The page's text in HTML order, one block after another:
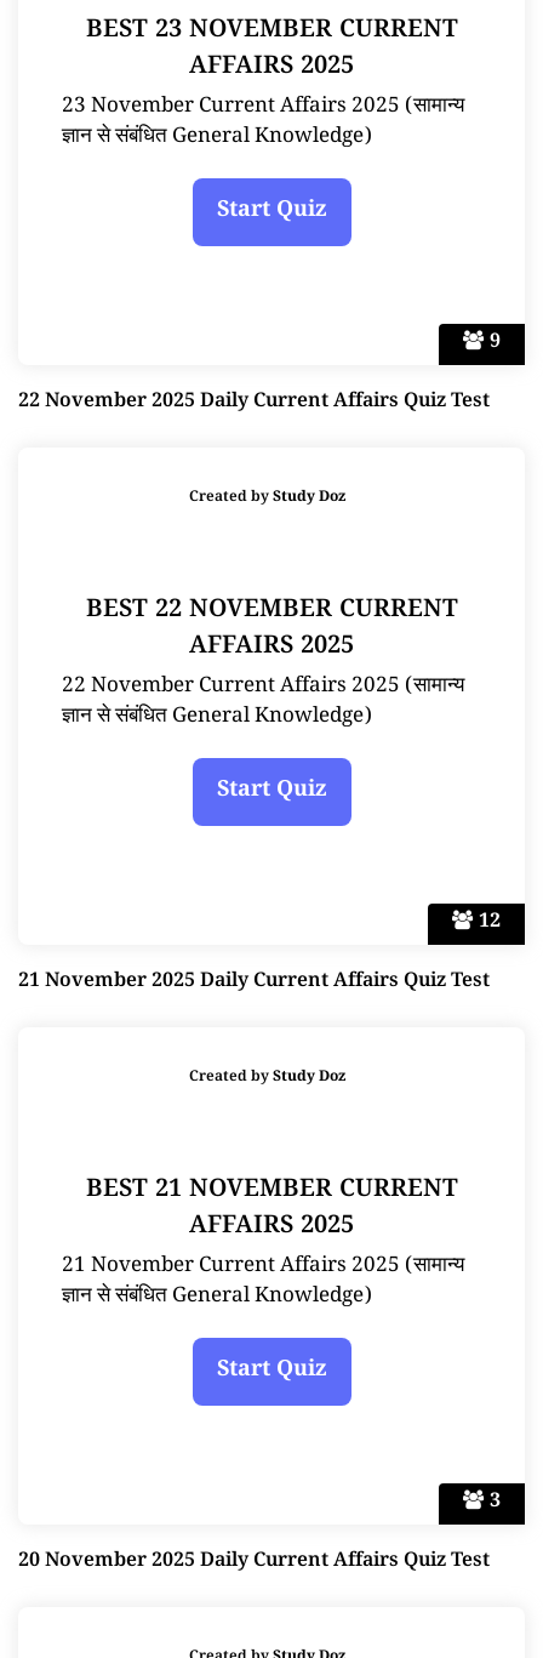
9
BEST 23 NOVEMBER CURRENT
AFFAIRS 2025
23 November Current Affairs 2025 (सामान्य
ज्ञान से संबंधित General Knowledge)
22 November 2025 Daily Current Affairs Quiz Test
12
Created byStudy Doz
BEST 22 NOVEMBER CURRENT
AFFAIRS 2025
22 November Current Affairs 2025 (सामान्य
ज्ञान से संबंधित General Knowledge)
21 November 2025 Daily Current Affairs Quiz Test
3
Created byStudy Doz
BEST 21 NOVEMBER CURRENT
AFFAIRS 2025
21 November Current Affairs 2025 (सामान्य
ज्ञान से संबंधित General Knowledge)
20 November 2025 Daily Current Affairs Quiz Test